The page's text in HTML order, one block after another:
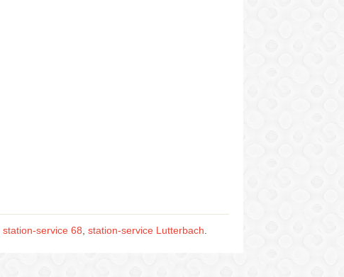
station-service 68, station-service Lutterbach.